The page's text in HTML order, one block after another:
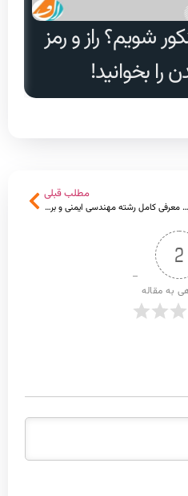
شویم؟ راز و رمز
را بخوانید!
معرفی صفر تا صد رشته ساخت پروتزهای دندانی + بازار کار، گرایشات، مزایا و معایب
مطلب قبلی
معرفی کامل رشته مهندسی ایمنی و بررسی وظایف مهندسین ایمنی
2
به مقاله